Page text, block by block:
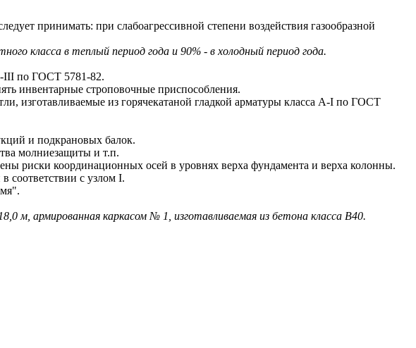
принимать: при слабоагрессивной степени воздействия газообразной
класса в теплый период года и 90% - в холодный период года.
III по ГОСТ 5781-82.
инвентарные строповочные приспособления.
изготавливаемые из горячекатаной гладкой арматуры класса A-I по ГОСТ
и подкрановых балок.
молниезащиты и т.п.
риски координационных осей в уровнях верха фундамента и верха колонны.
соответствии с узлом I.
м, армированная каркасом № 1, изготавливаемая из бетона класса В40.